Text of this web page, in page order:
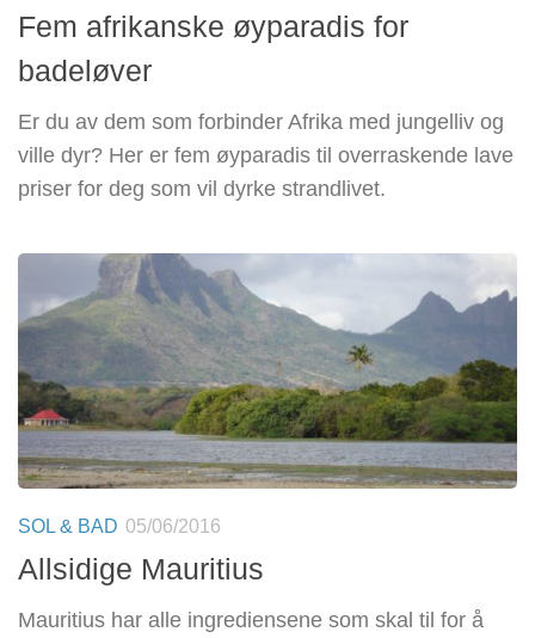
Fem afrikanske øyparadis for
badeløver
Er du av dem som forbinder Afrika med jungelliv og
ville dyr? Her er fem øyparadis til overraskende lave
priser for deg som vil dyrke strandlivet.
SOL & BAD 05/06/2016
Allsidige Mauritius
Mauritius har alle ingrediensene som skal til for å